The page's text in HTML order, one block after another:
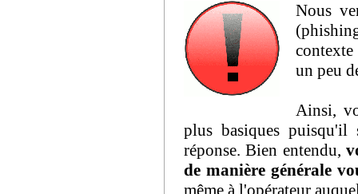
Nous
un peu
Ainsi,
plus basiques
réponse. Bien entendu,
de manière générale
même à l'opérateur